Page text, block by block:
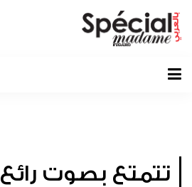
تتمتع بصوت رائع